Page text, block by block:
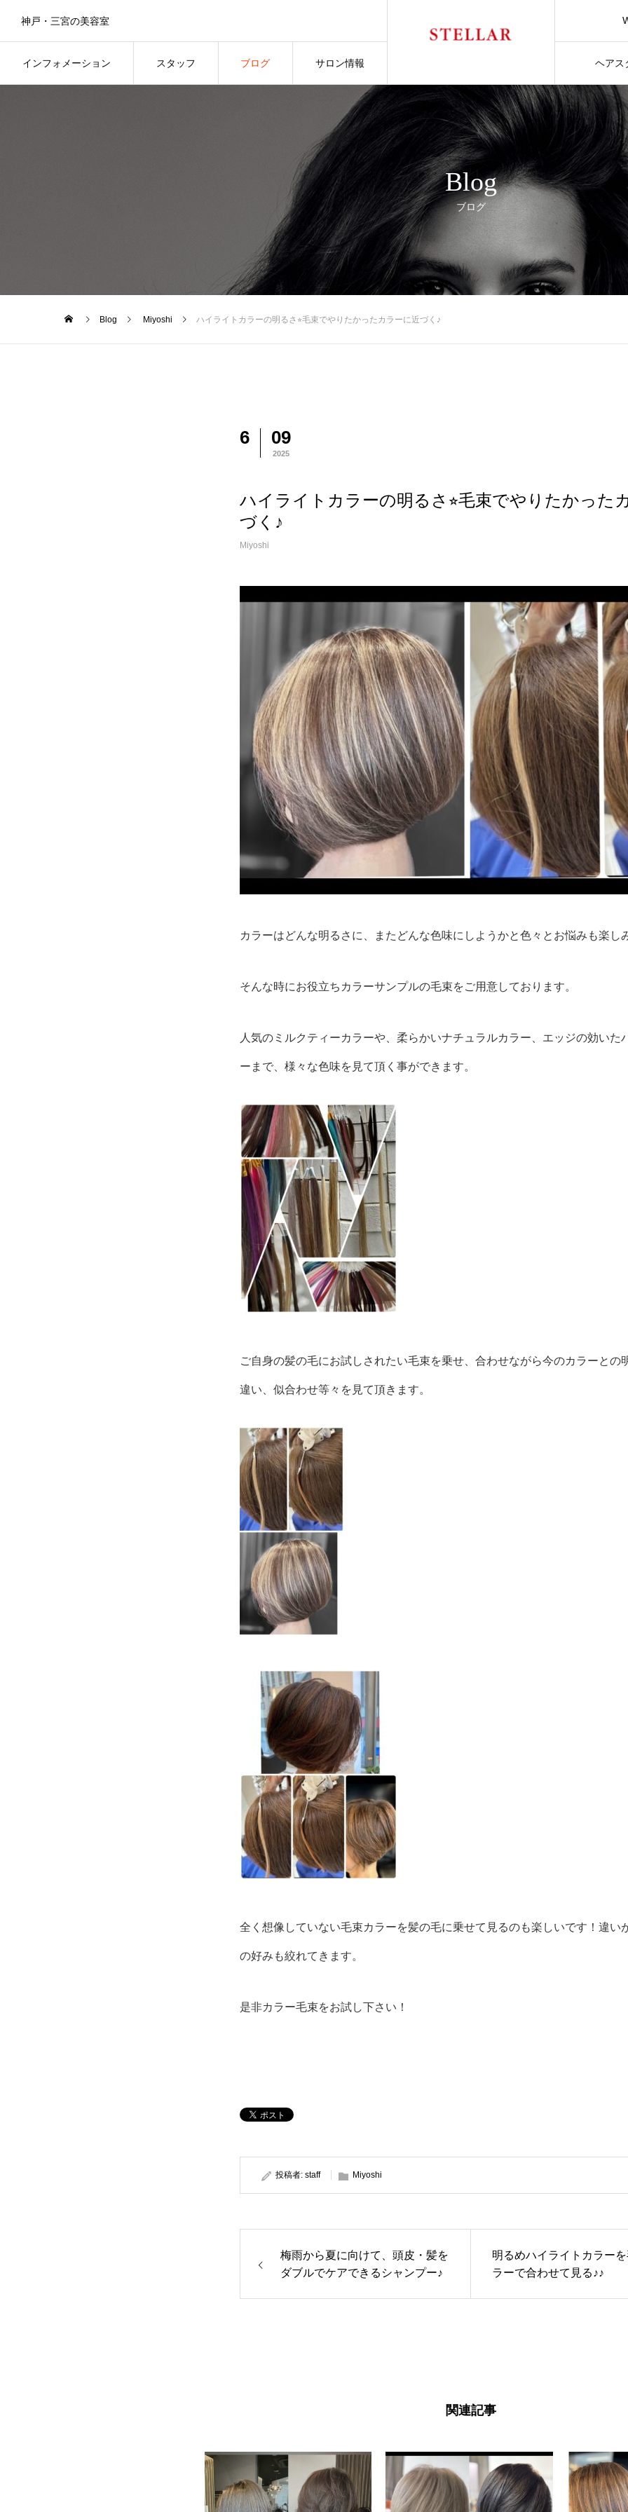
インフォメーション スタッフ ブログ サロン情報 ヘアス
神戸・三宮の美容室
Blog
ブログ
Blog Miyoshi ハイライトカラーの明るさ⭐︎毛束でやりたかったカラーに近づく♪
6 09
2025
ハイライトカラーの明るさ⭐︎毛束でやりたかった
づく♪
Miyoshi
カラーはどんな明るさに、またどんな色味にしようかと色々とお悩みも楽し
そんな時にお役立ちカラーサンプルの毛束をご用意しております。
人気のミルクティーカラーや、柔らかいナチュラルカラー、エッジの効いた
ーまで、様々な色味を見て頂く事ができます。
ご自身の髪の毛にお試しされたい毛束を乗せ、合わせながら今のカラーとの
違い、似合わせ等々を見て頂きます。
全く想像していない毛束カラーを髪の毛に乗せて見るのも楽しいです！違い
の好みも絞れてきます。
是非カラー毛束をお試し下さい！
投稿者: staff Miyoshi
梅雨から夏に向けて、頭皮・髪を
ダブルでケアできるシャンプー♪
明るめハイライトカラー
ラーで合わせて見る♪♪
関連記事